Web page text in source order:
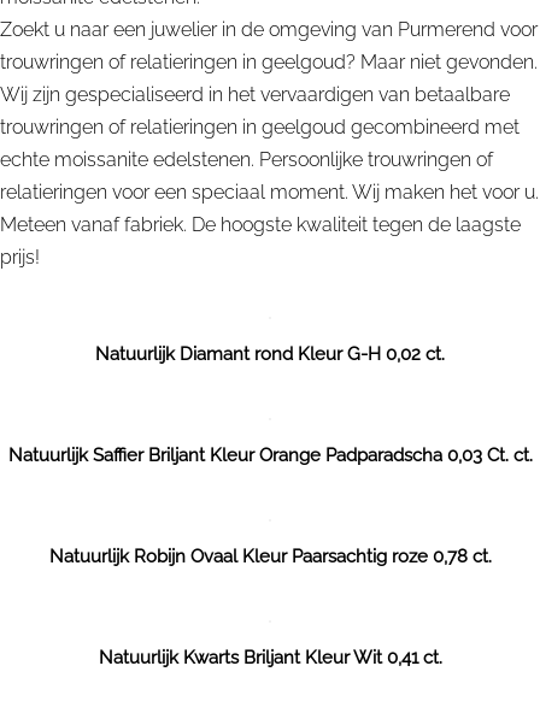
Zoekt u naar een juwelier in de omgeving van Purmerend voor
trouwringen of relatieringen in geelgoud? Maar niet gevonden.
Wij zijn gespecialiseerd in het vervaardigen van betaalbare
trouwringen of relatieringen in geelgoud gecombineerd met
echte moissanite edelstenen. Persoonlijke trouwringen of
relatieringen voor een speciaal moment. Wij maken het voor u.
Meteen vanaf fabriek. De hoogste kwaliteit tegen de laagste
prijs!
Natuurlijk Diamant rond Kleur G-H 0,02 ct.
Natuurlijk Saffier Briljant Kleur Orange Padparadscha 0,03 Ct. ct.
Natuurlijk Robijn Ovaal Kleur Paarsachtig roze 0,78 ct.
Natuurlijk Kwarts Briljant Kleur Wit 0,41 ct.